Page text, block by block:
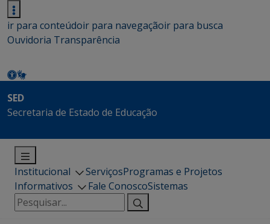
ir para conteúdoir para navegaçãoir para busca
Ouvidoria Transparência
SED
Secretaria de Estado de Educação
Institucional ServiçosProgramas e Projetos
Informativos
Fale ConoscoSistemas
Pesquisar
por: